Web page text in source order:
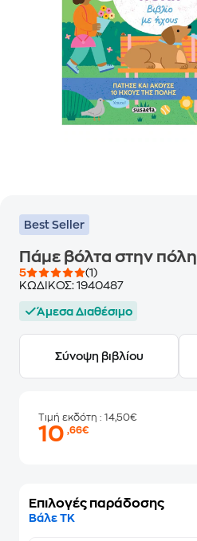
Best Seller
Πάμε βόλτα στην πόλη
5
(1)
ΚΩΔΙΚΟΣ: 1940487
Άμεσα Διαθέσιμο
Σύνοψη βιβλίου
Τιμή εκδότη : 14,50€
10,66€
Επιλογές παράδοσης
Βάλε ΤΚ